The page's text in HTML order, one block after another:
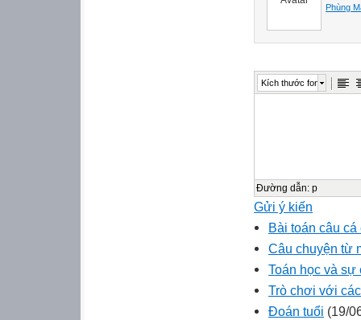
Phùng
Kích thước font
Đường dẫn: p
Gửi ý kiến
Bài toán câu
Câu chuyện từ
Toán học và sự
Trò chơi với
Đoán tuổi (19/